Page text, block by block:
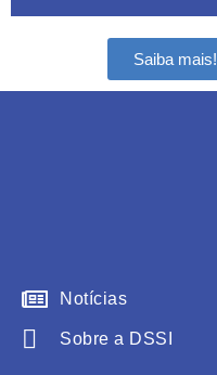
Saiba mais!
Notícias
Sobre a DSSI